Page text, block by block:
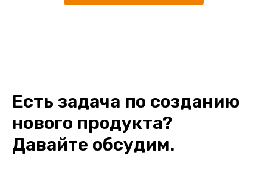
Есть задача по созданию
нового продукта?
Давайте обсудим.